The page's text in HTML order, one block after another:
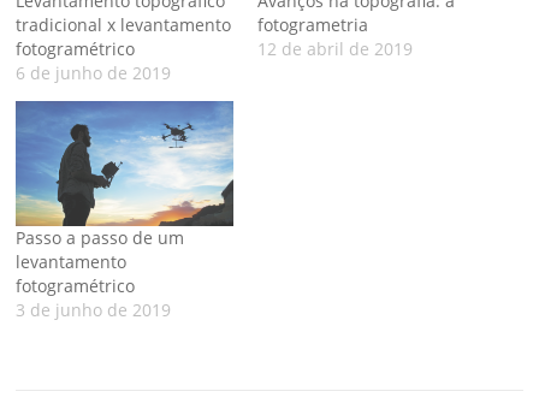
tradicional x levantamento
fotogramétrico
6 de junho de 2019
fotogrametria
12 de abril de 2019
Passo a passo de um
levantamento
fotogramétrico
3 de junho de 2019